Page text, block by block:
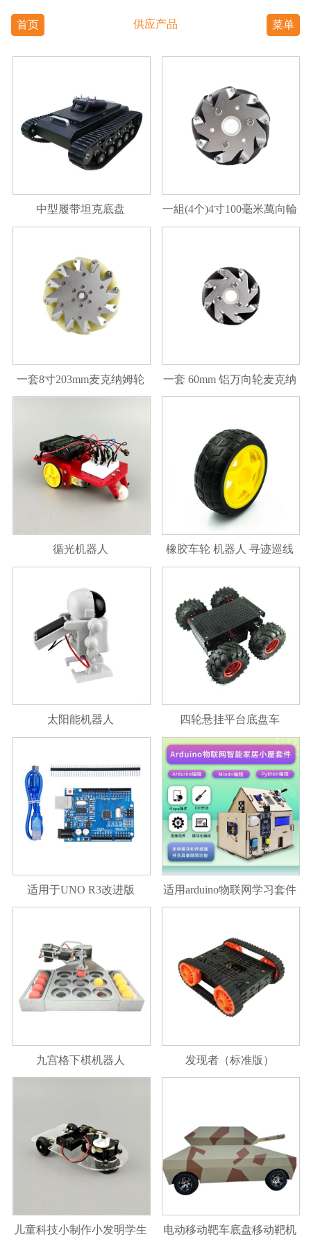
首页 供应产品 菜单
中型履带坦克底盘
一組(4个)4寸100毫米萬向輪
14162 100mm麦克纳姆轮万
一套8寸203mm麦克纳姆轮
一套 60mm 铝万向轮麦克纳
循光机器人
橡胶车轮 机器人 寻迹巡线
盘轮子 40g
太阳能机器人 四轮悬挂平台底盘车
适用于UNO R3改进版
适用arduino物联网学习套件
九宫格下棋机器人 发现者（标准版）
儿童科技小制作小发明学生 电动移动靶车底盘移动靶机